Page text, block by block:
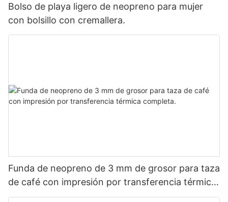
Bolso de playa ligero de neopreno para mujer
con bolsillo con cremallera.
Funda de neopreno de 3 mm de grosor para taza
de café con impresión por transferencia térmica
completa.